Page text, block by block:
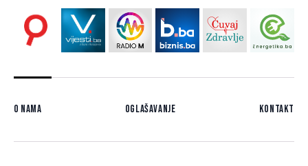
O nama Oglašavanje Kontakt